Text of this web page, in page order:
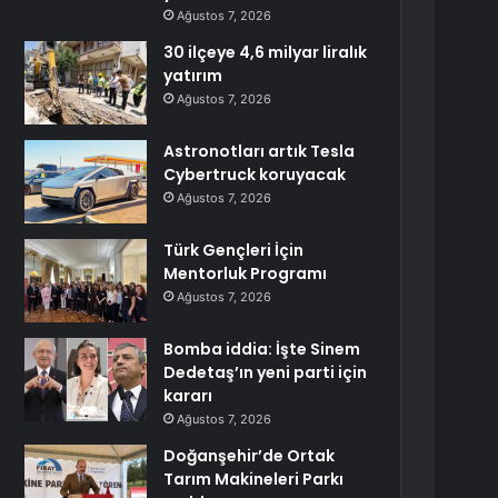
Ağustos 7, 2026
30 ilçeye 4,6 milyar liralık
yatırım
Ağustos 7, 2026
Astronotları artık Tesla
Cybertruck koruyacak
Ağustos 7, 2026
Türk Gençleri İçin
Mentorluk Programı
Ağustos 7, 2026
Bomba iddia: İşte Sinem
Dedetaş’ın yeni parti için
kararı
Ağustos 7, 2026
Doğanşehir’de Ortak
Tarım Makineleri Parkı